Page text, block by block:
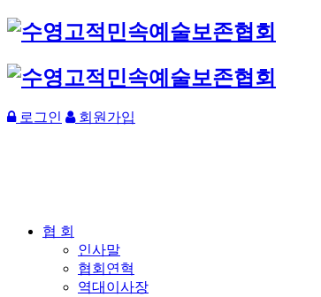
로그인 회원가입
협 회
인사말
협회연혁
역대이사장